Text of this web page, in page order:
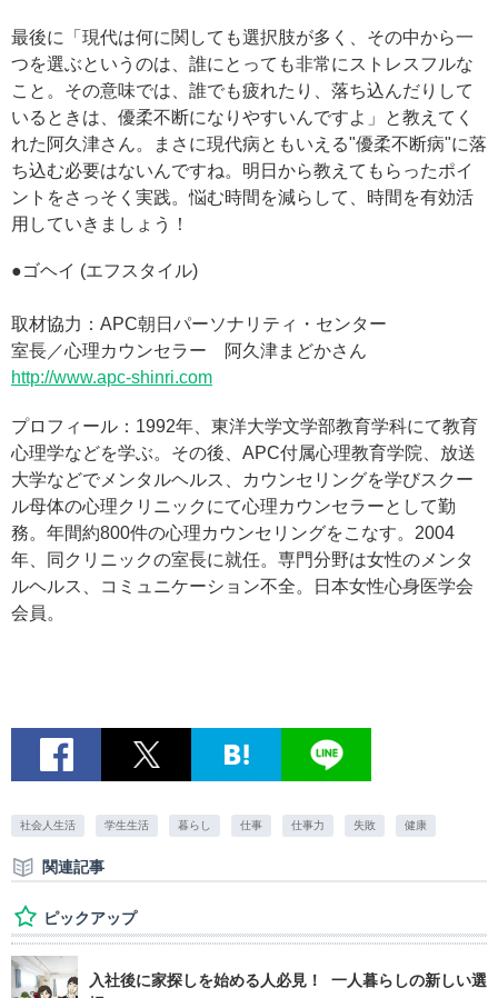
最後に「現代は何に関しても選択肢が多く、その中から一
つを選ぶというのは、誰にとっても非常にストレスフルな
こと。その意味では、誰でも疲れたり、落ち込んだりして
いるときは、優柔不断になりやすいんですよ」と教えてく
れた阿久津さん。まさに現代病ともいえる"優柔不断病"に落
ち込む必要はないんですね。明日から教えてもらったポイ
ントをさっそく実践。悩む時間を減らして、時間を有効活
用していきましょう！
●ゴヘイ (エフスタイル)
取材協力：APC朝日パーソナリティ・センター
室長／心理カウンセラー 阿久津まどかさん
http://www.apc-shinri.com
プロフィール：1992年、東洋大学文学部教育学科にて教育
心理学などを学ぶ。その後、APC付属心理教育学院、放送
大学などでメンタルヘルス、カウンセリングを学びスクー
ル母体の心理クリニックにて心理カウンセラーとして勤
務。年間約800件の心理カウンセリングをこなす。2004
年、同クリニックの室長に就任。専門分野は女性のメンタ
ルヘルス、コミュニケーション不全。日本女性心身医学会
会員。
社会人生活 学生生活 暮らし 仕事 仕事力 失敗 健康
関連記事
ピックアップ
入社後に家探しを始める人必見！ 一人暮らしの新しい選